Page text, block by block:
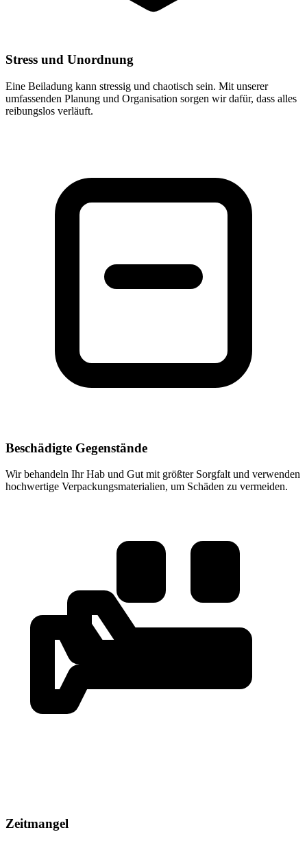
Stress und Unordnung
Eine Beiladung kann stressig und chaotisch sein. Mit unserer
umfassenden Planung und Organisation sorgen wir dafür, dass alles
reibungslos verläuft.
Beschädigte Gegenstände
Wir behandeln Ihr Hab und Gut mit größter Sorgfalt und verwenden
hochwertige Verpackungsmaterialien, um Schäden zu vermeiden.
Zeitmangel